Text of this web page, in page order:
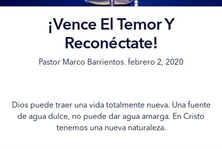
¡Vence El Temor Y
Reconéctate!
Pastor Marco Barrientos. febrero 2, 2020
Dios puede traer una vida totalmente nueva. Una fuente
de agua dulce, no puede dar agua amarga. En Cristo
tenemos una nueva naturaleza.